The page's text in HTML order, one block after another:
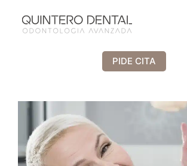
PIDE CITA